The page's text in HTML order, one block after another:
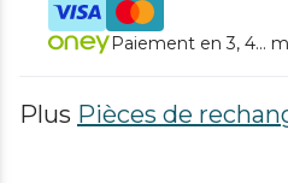
Paiement en 3, 4...
Plus Pièces de